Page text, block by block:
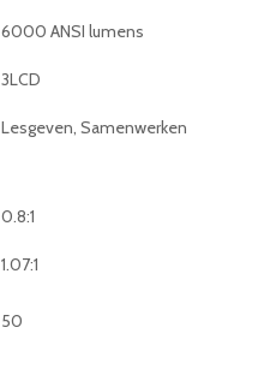
6000 ANSI lumens
3LCD
Lesgeven, Samenwerken
0.8:1
1.07:1
50